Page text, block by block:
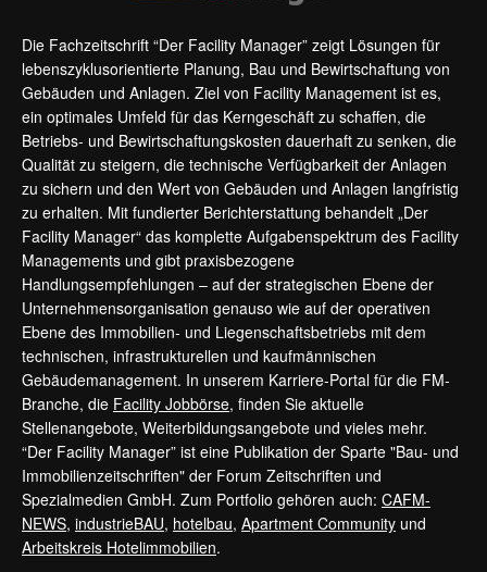
Die Fachzeitschrift “Der Facility Manager” zeigt Lösungen für
lebenszyklusorientierte Planung, Bau und Bewirtschaftung von
Gebäuden und Anlagen. Ziel von Facility Management ist es,
ein optimales Umfeld für das Kerngeschäft zu schaffen, die
Betriebs- und Bewirtschaftungskosten dauerhaft zu senken, die
Qualität zu steigern, die technische Verfügbarkeit der Anlagen
zu sichern und den Wert von Gebäuden und Anlagen langfristig
zu erhalten. Mit fundierter Berichterstattung behandelt „Der
Facility Manager“ das komplette Aufgabenspektrum des Facility
Managements und gibt praxisbezogene
Handlungsempfehlungen – auf der strategischen Ebene der
Unternehmensorganisation genauso wie auf der operativen
Ebene des Immobilien- und Liegenschaftsbetriebs mit dem
technischen, infrastrukturellen und kaufmännischen
Gebäudemanagement. In unserem Karriere-Portal für die FM-
Branche, die Facility Jobbörse, finden Sie aktuelle
Stellenangebote, Weiterbildungsangebote und vieles mehr.
“Der Facility Manager” ist eine Publikation der Sparte "Bau- und
Immobilienzeitschriften" der Forum Zeitschriften und
Spezialmedien GmbH. Zum Portfolio gehören auch: CAFM-
NEWS, industrieBAU, hotelbau, Apartment Community und
Arbeitskreis Hotelimmobilien.